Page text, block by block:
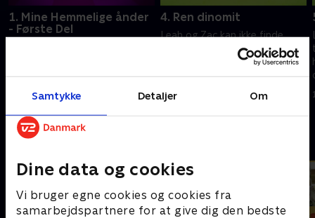
Samtykke Detaljer Om
Dine data og cookies
Vi bruger egne cookies og cookies fra
samarbejdspartnere for at give dig den bedste
1. Mine Hemmelige ånder
- Første Del
- ånderne Shimmer og Shine.
4. Ren dinomit
Leah og Zac kan ikke finde
Zacs dinosaurlegetøj, så Leah
beder hendes ånder om at
skaffe en erstatning og ender
apatosaurus.
1. juli 2021 • 21 min
Andre så også